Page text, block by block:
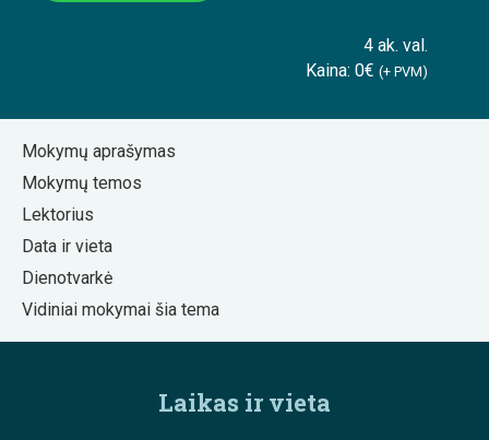
4 ak. val.
Kaina: 0€ (+ PVM)
Mokymų aprašymas
Mokymų temos
Lektorius
Data ir vieta
Dienotvarkė
Vidiniai mokymai šia tema
Laikas ir vieta